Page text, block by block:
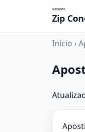
Zip
Início ›